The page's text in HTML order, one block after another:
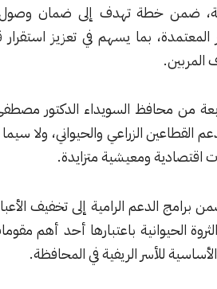
تهدف إلى ضمان وصول الدعم إلى
يسهم في تعزيز استقرار قطاع الثروة
السويداء الدكتور مصطفى البكور، في
الزراعي والحيواني، ولا سيما في المناطق
ومعيشية متزايدة.
الرامية إلى تخفيف الأعباء عن صغار
باعتبارها أحد أهم مقومات الاقتصاد
الريفية في المحافظة.